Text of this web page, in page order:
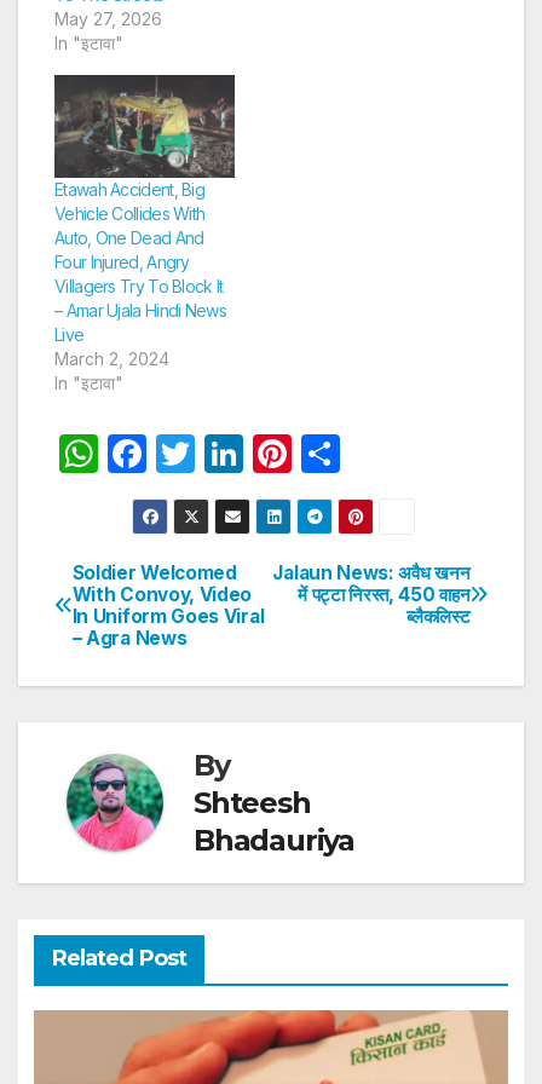
May 27, 2026
In "इटावा"
Etawah Accident, Big
Vehicle Collides With
Auto, One Dead And
Four Injured, Angry
Villagers Try To Block It
– Amar Ujala Hindi News
Live
March 2, 2024
In "इटावा"
W
s
A
p
p
F
a
c
e
b
o
o
T
w
itt
er
Li
n
k
dI
Pi
nt
er
e
st
h
ar
e
Post
navigation
Jalaun News: अवैध खनन
में पट्टा निरस्त, 450 वाहन
ब्लैकलिस्ट
Soldier Welcomed
With Convoy, Video
In Uniform Goes Viral
– Agra News
By
Shteesh
Bhadauriya
Related Post